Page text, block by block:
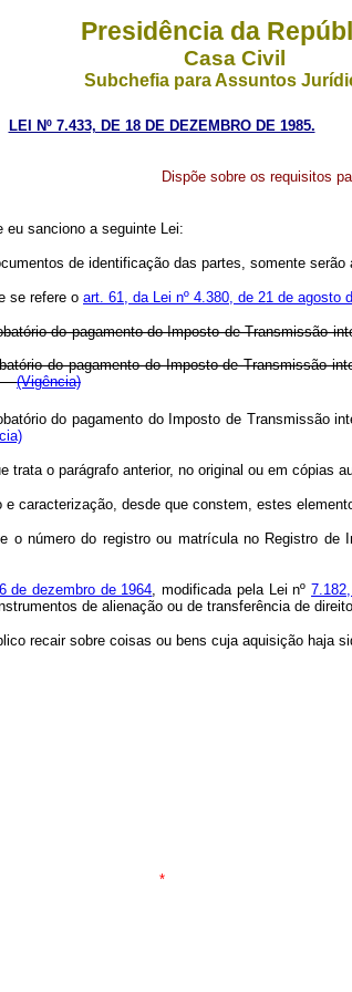
Presidência da
Casa Civil
Subchefia para Assuntos
LEI Nº 7.433, DE 18 DE DEZEMBRO DE 1985.
Dispõe sobre os requisitos
eu sanciono a seguinte Lei:
de identificação das partes, somente
se refere o art. 61, da Lei nº 4.380, de 21 de agosto
do pagamento do Imposto de
do pagamento do Imposto de Transmissão
(Vigência)
do pagamento do Imposto de Transmissão
trata o parágrafo anterior, no original ou em cópias
caracterização, desde que constem, estes
número do registro ou matrícula no Registro
de dezembro de 1964, modificada pela Lei nº
de alienação ou de transferência de
recair sobre coisas ou bens cuja aquisição haja
*